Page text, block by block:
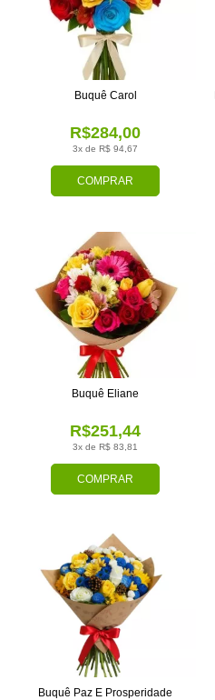
COMPRAR
3x de R$ 94,67
R$284,00
Buquê Carol
COMPRAR
3x de R$ 83,81
R$251,44
Buquê Eliane
Buquê Paz E Prosperidade